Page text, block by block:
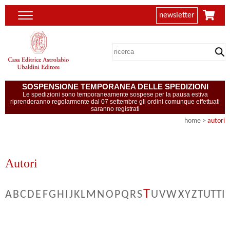
newsletter
SOSPENSIONE TEMPORANEA DELLE SPEDIZIONI
Le spedizioni sono temporaneamente sospese per la pausa estiva
riprenderanno regolarmente dal 07 settembre gli ordini comunque effettuati
saranno registrati
home > autori
Autori
ABCDE FGHIJKLM NOPQRSTUVWXYZTUTTI